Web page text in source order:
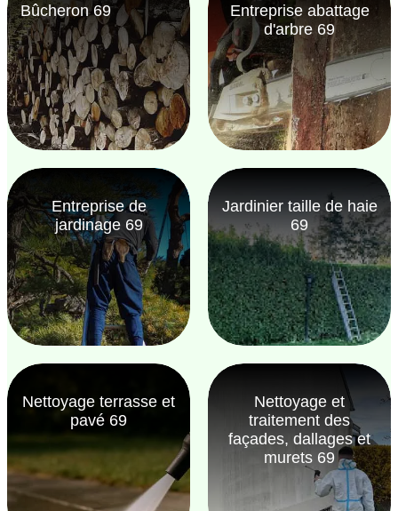
Bûcheron 69
Entreprise abattage
d'arbre 69
Entreprise de
jardinage 69
Jardinier taille de haie
69
Nettoyage terrasse et
pavé 69
Nettoyage et
traitement des
façades, dallages et
murets 69